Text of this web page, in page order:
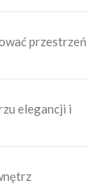
przestrzeń
elegancji i